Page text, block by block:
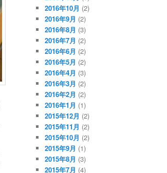
2016年10月 (2)
2016年9月 (2)
2016年8月 (3)
2016年7月 (2)
2016年6月 (2)
2016年5月 (2)
2016年4月 (3)
2016年3月 (2)
2016年2月 (2)
2016年1月 (1)
2015年12月 (2)
2015年11月 (2)
2015年10月 (2)
2015年9月 (1)
2015年8月 (3)
2015年7月 (4)